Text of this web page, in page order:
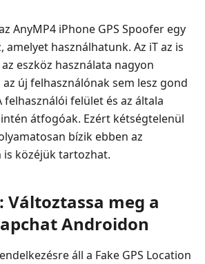
AnyMP4 iPhone GPS Spoofer egy
amelyet használhatunk. Az iT az is
eszköz használata nagyon
új felhasználónak sem lesz gond
felhasználói felület és az általa
átfogóak. Ezért kétségtelenül
bízik ebben az
is közéjük tartozhat.
Változtassa meg a
Androidon
áll a Fake GPS Location